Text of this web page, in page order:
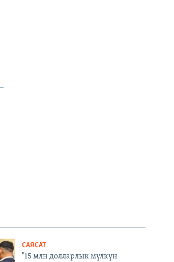
САЯСАТ
"15 млн долларлык мүлкүн